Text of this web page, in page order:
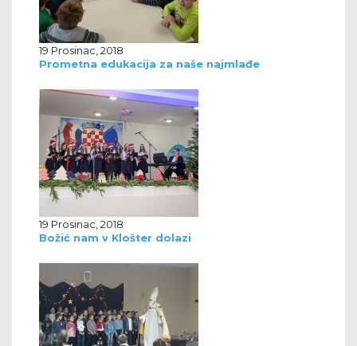
19 Prosinac, 2018
Prometna edukacija za naše najmlađe
19 Prosinac, 2018
Božić nam v Klošter dolazi